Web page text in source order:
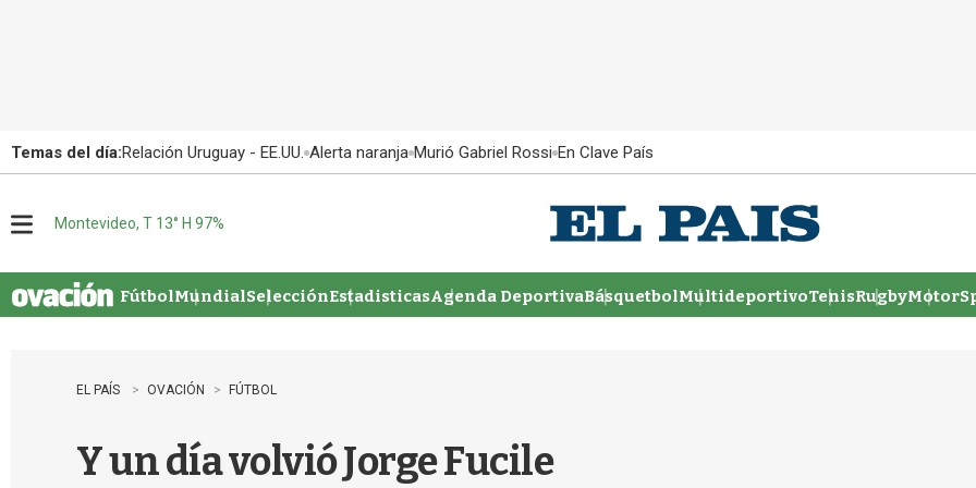
Temas del día:Relación Uruguay - EE.UU. Alerta naranja Murió Gabriel Rossi En Clave País
u
Montevideo, T 13° H 97%
FútbolMundialSelecciónEstadisticasAgenda DeportivaBásquetbolMultideportivoTenisRugby
EL PAÍS OVACIÓN FÚTBOL
Y un día volvió Jorge Fucile